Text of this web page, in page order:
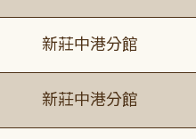
新莊中港分館
新莊中港分館